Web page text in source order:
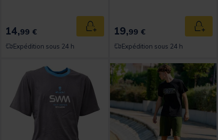
14,99 € Ajouter au panier
Expédition sous 24 h
19,99 €
Expédition sous 24 h